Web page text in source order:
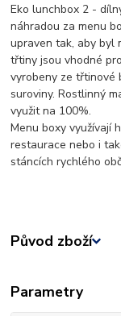
Eko lunchbox 2 -
náhradou za menu
upraven tak, aby byl
třtiny jsou vhodné
vyrobeny ze třtinové
suroviny. Rostlinný
využit na 100%.
Menu boxy využívají
restaurace nebo i
stáncích rychlého
Původ zboží
Parametry